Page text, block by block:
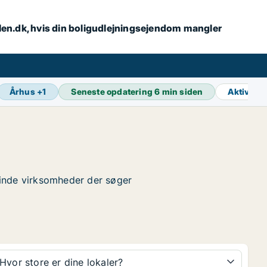
hvis din boligudlejningsejendom mangler
Århus+1 Seneste opdatering6 min siden Aktive
virksomheder der søger
Hvor store er dine lokaler?